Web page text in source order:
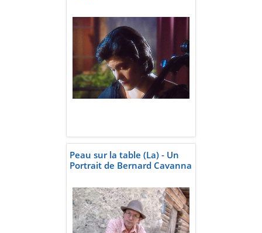
Peau sur la table (La) - Un
Portrait de Bernard Cavanna